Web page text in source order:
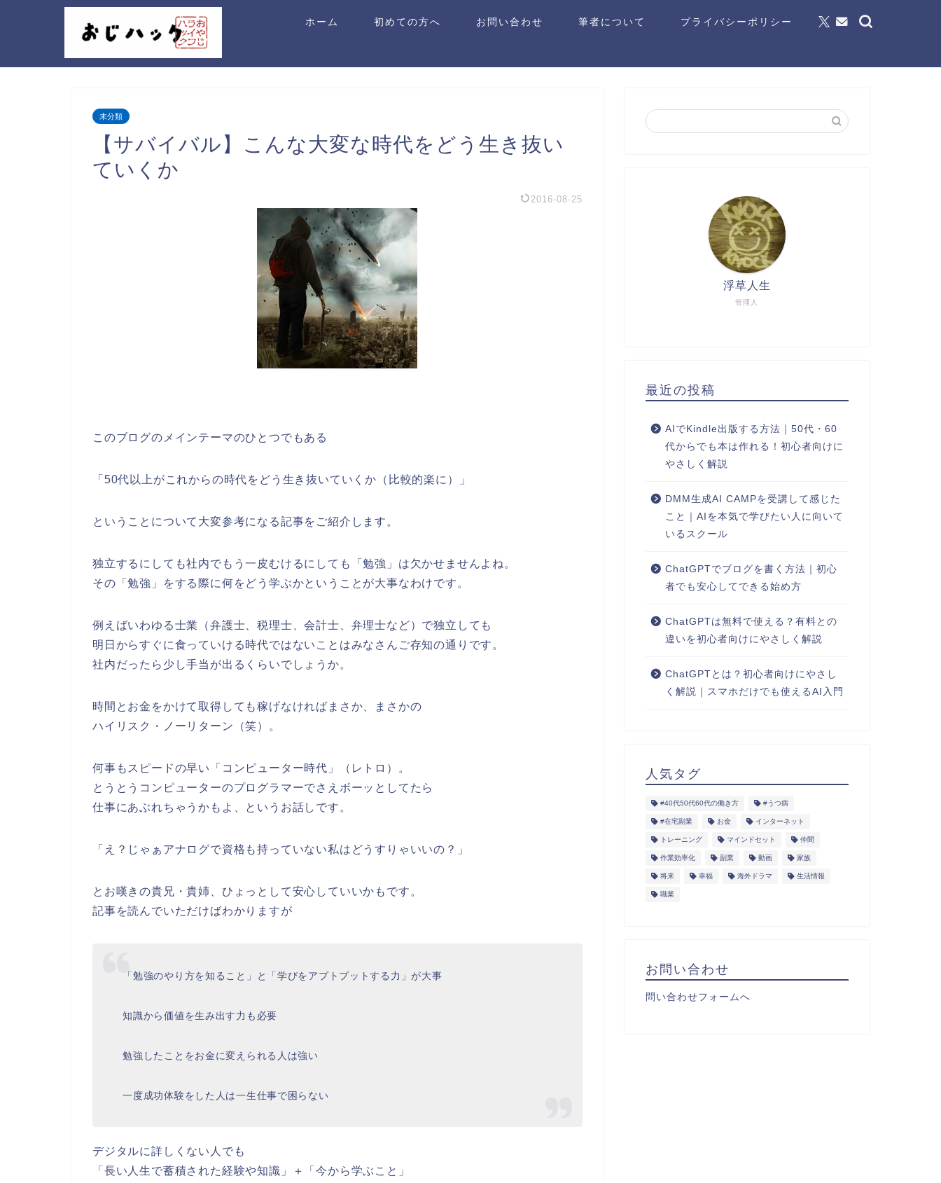
ホーム 初めての方へ お問い合わせ 筆者について プライバシーポリシー
未分類
【サバイバル】こんな大変な時代をどう生き抜い
ていくか
2016-08-25
このブログのメインテーマのひとつでもある
「50代以上がこれからの時代をどう生き抜いていくか（比較的楽に）」
ということについて大変参考になる記事をご紹介します。
独立するにしても社内でもう一皮むけるにしても「勉強」は欠かせませんよね。
その「勉強」をする際に何をどう学ぶかということが大事なわけです。
例えばいわゆる士業（弁護士、税理士、会計士、弁理士など）で独立しても
明日からすぐに食っていける時代ではないことはみなさんご存知の通りです。
社内だったら少し手当が出るくらいでしょうか。
時間とお金をかけて取得しても稼げなければまさか、まさかの
ハイリスク・ノーリターン（笑）。
何事もスピードの早い「コンピューター時代」（レトロ）。
とうとうコンピューターのプログラマーでさえボーッとしてたら
仕事にあぶれちゃうかもよ、というお話しです。
「え？じゃぁアナログで資格も持っていない私はどうすりゃいいの？」
とお嘆きの貴兄・貴姉、ひょっとして安心していいかもです。
記事を読んでいただけばわかりますが
「勉強のやり方を知ること」と「学びをアプトプットする力」が大事
知識から価値を生み出す力も必要
勉強したことをお金に変えられる人は強い
一度成功体験をした人は一生仕事で困らない
デジタルに詳しくない人でも
「長い人生で蓄積された経験や知識」＋「今から学ぶこと」
管理人
浮草人生
最近の投稿
AIでKindle出版する方法｜50代・60
代からでも本は作れる！初心者向けに
やさしく解説
DMM生成AI CAMPを受講して感じた
こと｜AIを本気で学びたい人に向いて
いるスクール
ChatGPTでブログを書く方法｜初心
者でも安心してできる始め方
ChatGPTは無料で使える？有料との
違いを初心者向けにやさしく解説
ChatGPTとは？初心者向けにやさし
く解説｜スマホだけでも使えるAI入門
人気タグ
#40代50代60代の働き方 #うつ病
#在宅副業 お金 インターネット
トレーニング マインドセット 仲間
作業効率化 副業 動画 家族
将来 幸福 海外ドラマ 生活情報
職業
お問い合わせ
問い合わせフォームへ